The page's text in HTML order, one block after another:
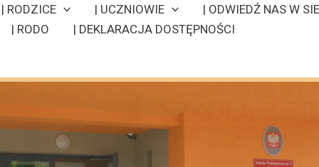
| RODZICE | UCZNIOWIE
| ODWIEDŹ NAS W
| RODO | DEKLARACJA DOSTĘPNOŚCI